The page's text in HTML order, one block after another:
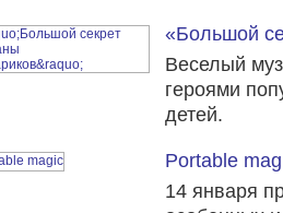
«Большой
Веселый
героями
детей.
Portable
14 января